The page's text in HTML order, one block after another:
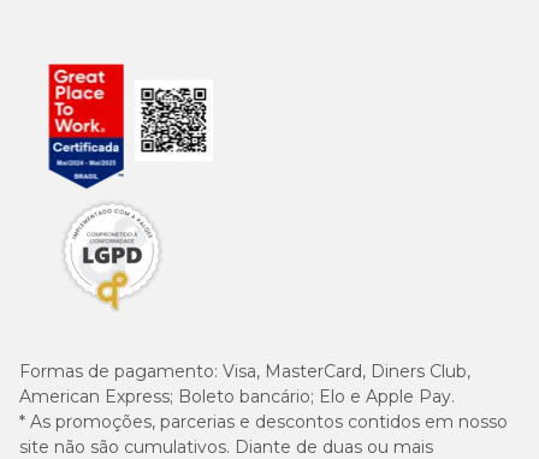
Formas de pagamento: Visa, MasterCard, Diners Club,
American Express; Boleto bancário; Elo e Apple Pay.
* As promoções, parcerias e descontos contidos em nosso
site não são cumulativos. Diante de duas ou mais